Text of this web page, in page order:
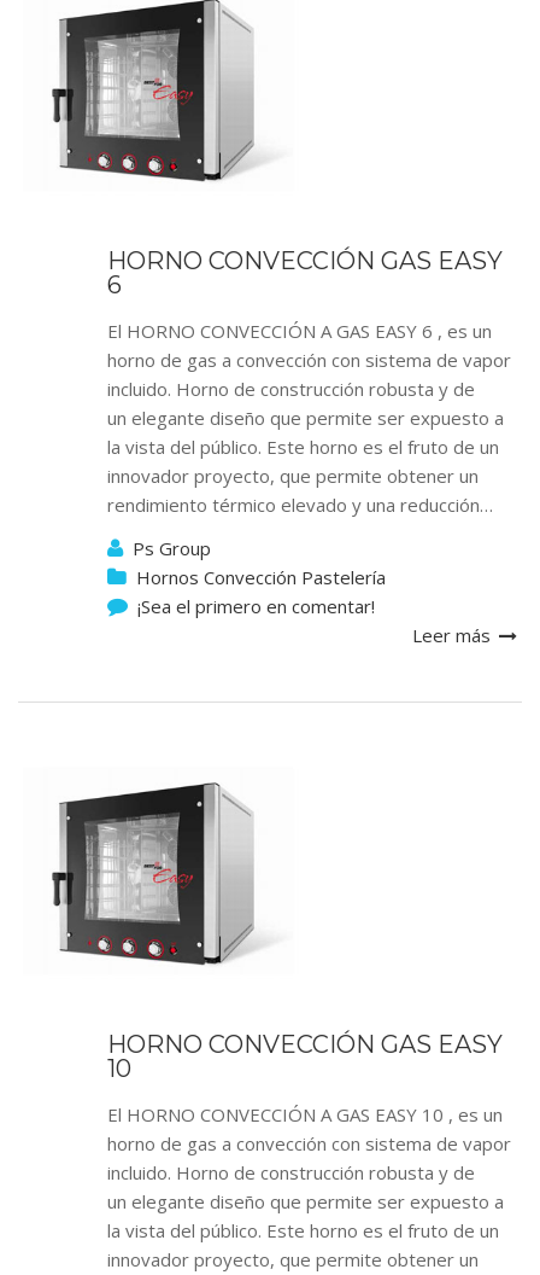
HORNO CONVECCIÓN GAS EASY
6
El HORNO CONVECCIÓN A GAS EASY 6 , es un
horno de gas a convección con sistema de vapor
incluido. Horno de construcción robusta y de
un elegante diseño que permite ser expuesto a
la vista del público. Este horno es el fruto de un
innovador proyecto, que permite obtener un
rendimiento térmico elevado y una reducción…
Ps Group
Hornos Convección Pastelería
¡Sea el primero en comentar!
Leer más
HORNO CONVECCIÓN GAS EASY
10
El HORNO CONVECCIÓN A GAS EASY 10 , es un
horno de gas a convección con sistema de vapor
incluido. Horno de construcción robusta y de
un elegante diseño que permite ser expuesto a
la vista del público. Este horno es el fruto de un
innovador proyecto, que permite obtener un